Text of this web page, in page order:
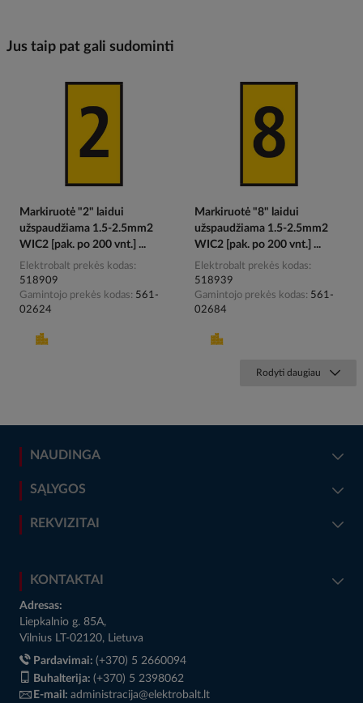
Jus taip pat gali sudominti
Markiruotė "2" laidui
užspaudžiama 1.5-2.5mm2
WIC2 [pak. po 200 vnt.] ...
Elektrobalt prekės kodas
518909
Gamintojo prekės kodas
561-
02624
Markiruotė "8" laidui
užspaudžiama 1.5-2.5mm2
WIC2 [pak. po 200 vnt.] ...
Elektrobalt prekės kodas
518939
Gamintojo prekės kodas
561-
02684
Rodyti daugiau
NAUDINGA
SĄLYGOS
REKVIZITAI
KONTAKTAI
Adresas:
Liepkalnio g. 85A,
Vilnius LT-02120, Lietuva
Pardavimai: (+370) 5 2660094
Buhalterija: (+370) 5 2398062
E-mail: administracija@elektrobalt.lt